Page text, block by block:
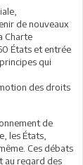
de nouveaux
Charte
États et entrée
qui
des droits
de
les États,
Ces débats
au regard des